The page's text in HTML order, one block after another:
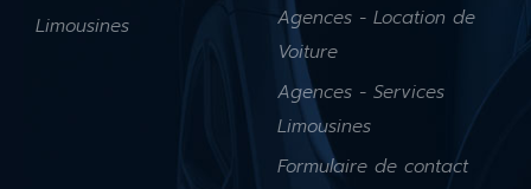
Limousines
Agences - Location de
Voiture
Agences - Services
Limousines
Formulaire de contact